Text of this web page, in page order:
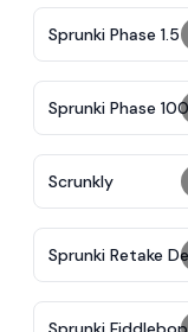
Sprunki Phase 1.5
Sprunki Phase
Scrunkly
Sprunki Retake